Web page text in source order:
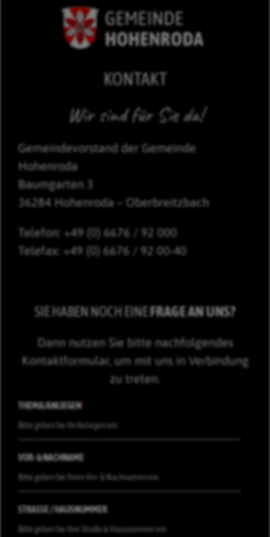
KONTAKT
Wir sind für Sie da!
Gemeindevorstand der Gemeinde
Hohenroda
Baumgarten 3
36284 Hohenroda – Oberbreitzbach
Telefon: +49 (0) 6676 / 92 000
Telefax: +49 (0) 6676 / 92 00-40
SIE HABEN NOCH EINE FRAGE AN UNS?
Dann nutzen Sie bitte nachfolgendes
Kontaktformular, um mit uns in Verbindung
zu treten.
THEMA/ANLIEGEN*
VOR- & NACHNAME*
STRASSE / HAUSNUMMER